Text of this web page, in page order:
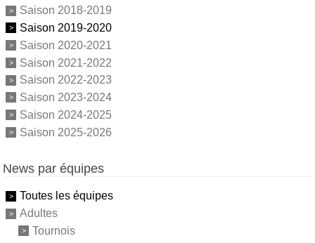
Saison 2018-2019
Saison 2019-2020
Saison 2020-2021
Saison 2021-2022
Saison 2022-2023
Saison 2023-2024
Saison 2024-2025
Saison 2025-2026
News par équipes
Toutes les équipes
Adultes
Tournois